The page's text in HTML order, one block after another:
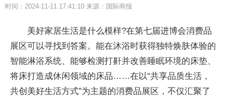
时间：2024-11-11 17:41:10 来源：国际商报
美好家居生活是什么模样?在第七届进博会消费品
展区可以寻找到答案。能在沐浴时获得独特焕肤体验的
智能淋浴系统、能够检测打鼾并改善睡眠环境的床垫、
将床打造成休闲领域的床品……在以“共享品质生活，
共创美好生活方式”为主题的消费品展区，不仅汇聚了